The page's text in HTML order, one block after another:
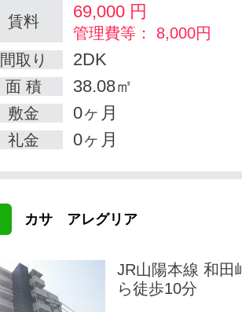
賃料 69,000 円
管理費等： 8,000円
間取り
2DK
面 積 38.08㎡
敷金 0ヶ月
礼金 0ヶ月
カサ アレグリア
JR山陽本線 和田
ら徒歩10分